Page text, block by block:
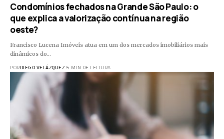
Condomínios fechados na Grande São Paulo: o
que explica a valorização contínua na região
oeste?
Francisco Lucena Imóveis atua em um dos mercados imobiliários mais
dinâmicos do…
PORDIEGO VELÁZQUEZ 5 MIN DE LEITURA